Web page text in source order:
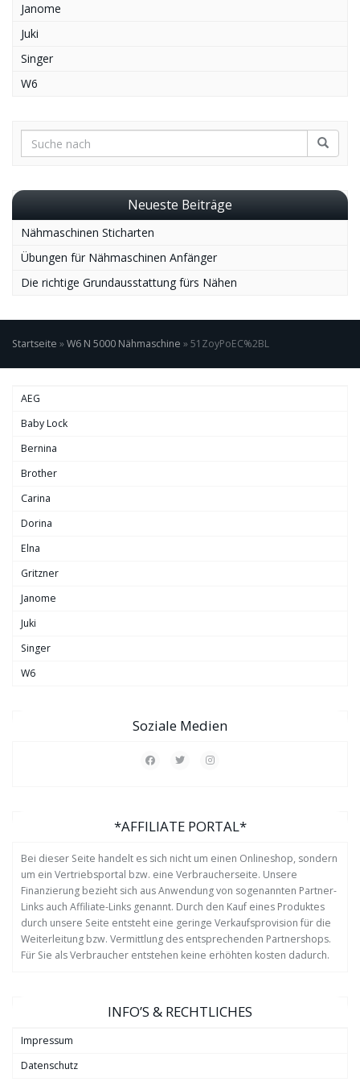
Janome
Juki
Singer
W6
Neueste Beiträge
Nähmaschinen Sticharten
Übungen für Nähmaschinen Anfänger
Die richtige Grundausstattung fürs Nähen
Startseite »W6 N 5000 Nähmaschine »51ZoyPoEC%2BL
AEG
Baby Lock
Bernina
Brother
Carina
Dorina
Elna
Gritzner
Janome
Juki
Singer
W6
Soziale Medien
*AFFILIATE PORTAL*
Bei dieser Seite handelt es sich nicht um einen Onlineshop, sondern
um ein Vertriebsportal bzw. eine Verbraucherseite. Unsere
Finanzierung bezieht sich aus Anwendung von sogenannten Partner-
Links auch Affiliate-Links genannt. Durch den Kauf eines Produktes
durch unsere Seite entsteht eine geringe Verkaufsprovision für die
Weiterleitung bzw. Vermittlung des entsprechenden Partnershops.
Für Sie als Verbraucher entstehen keine erhöhten kosten dadurch.
INFO’S & RECHTLICHES
Impressum
Datenschutz